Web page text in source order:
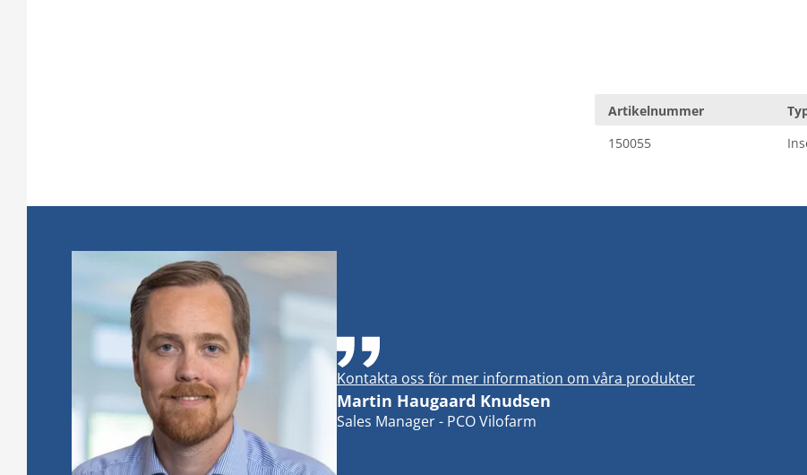
Artikelnummer
150055
Kontakta oss för mer information om våra produkter
Martin Haugaard Knudsen
Sales Manager - PCO Vilofarm